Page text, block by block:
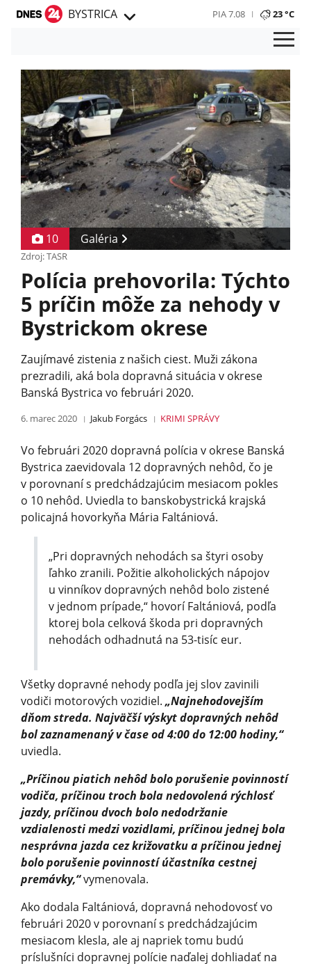
BYSTRICA PIA 7.08 23 °C
10 Galéria
Zdroj: TASR
Polícia prehovorila: Týchto
5 príčin môže za nehody v
Bystrickom okrese
Zaujímavé zistenia z našich ciest. Muži zákona
prezradili, aká bola dopravná situácia v okrese
Banská Bystrica vo februári 2020.
6. marec 2020 Jakub Forgács KRIMI SPRÁVY
Vo februári 2020 dopravná polícia v okrese Banská
Bystrica zaevidovala 12 dopravných nehôd, čo je
v porovnaní s predchádzajúcim mesiacom pokles
o 10 nehôd. Uviedla to banskobystrická krajská
policajná hovorkyňa Mária Faltániová.
„Pri dopravných nehodách sa štyri osoby
ľahko zranili. Požitie alkoholických nápojov
u vinníkov dopravných nehôd bolo zistené
v jednom prípade,“ hovorí Faltániová, podľa
ktorej bola celková škoda pri dopravných
nehodách odhadnutá na 53-tisíc eur.
Všetky dopravné nehody podľa jej slov zavinili
vodiči motorových vozidiel. „Najnehodovejším
dňom streda. Najväčší výskyt dopravných nehôd
bol zaznamenaný v čase od 4:00 do 12:00 hodiny,“
uviedla.
„Príčinou piatich nehôd bolo porušenie povinností
vodiča, príčinou troch bola nedovolená rýchlosť
jazdy, príčinou dvoch bolo nedodržanie
vzdialenosti medzi vozidlami, príčinou jednej bola
nesprávna jazda cez križovatku a príčinou jednej
bolo porušenie povinností účastníka cestnej
premávky,“vymenovala.
Ako dodala Faltániová, dopravná nehodovosť vo
februári 2020 v porovnaní s predchádzajúcim
mesiacom klesla, ale aj napriek tomu budú
príslušníci dopravnej polície naďalej dohliadať na